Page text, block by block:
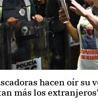
hacen oír su
más los